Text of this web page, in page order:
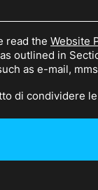
read the Website
outlined in
as e-mail,
di condividere